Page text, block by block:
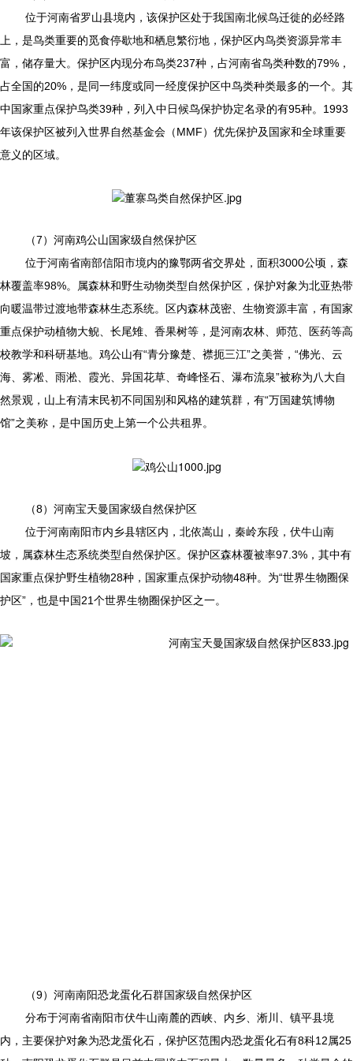
位于河南省罗山县境内，该保护区处于我国南北候鸟迁徙的必经路
上，是鸟类重要的觅食停歇地和栖息繁衍地，保护区内鸟类资源异常丰
富，储存量大。保护区内现分布鸟类237种，占河南省鸟类种数的79%，
占全国的20%，是同一纬度或同一经度保护区中鸟类种类最多的一个。其
中国家重点保护鸟类39种，列入中日候鸟保护协定名录的有95种。1993
年该保护区被列入世界自然基金会（MMF）优先保护及国家和全球重要
意义的区域。
（7） 河南鸡公山国家级自然保护区
位于河南省南部信阳市境内的豫鄂两省交界处，面积3000公顷，森
林覆盖率98%。属森林和野生动物类型自然保护区，保护对象为北亚热带
向暖温带过渡地带森林生态系统。区内森林茂密、生物资源丰富，有国家
重点保护动植物大鲵、长尾雉、香果树等，是河南农林、师范、医药等高
校教学和科研基地。鸡公山有“青分豫楚、襟扼三江”之美誉，“佛光、云
海、雾凇、雨淞、霞光、异国花草、奇峰怪石、瀑布流泉”被称为八大自
然景观，山上有清末民初不同国别和风格的建筑群，有“万国建筑博物
馆”之美称，是中国历史上第一个公共租界。
（8）河南宝天曼国家级自然保护区
位于河南南阳市内乡县辖区内，北依嵩山，秦岭东段，伏牛山南
坡，属森林生态系统类型自然保护区。保护区森林覆被率97.3%，其中有
国家重点保护野生植物28种，国家重点保护动物48种。为“世界生物圈保
护区”，也是中国21个世界生物圈保护区之一。
（9）河南南阳恐龙蛋化石群国家级自然保护区
分布于河南省南阳市伏牛山南麓的西峡、内乡、淅川、镇平县境
内，主要保护对象为恐龙蛋化石，保护区范围内恐龙蛋化石有8科12属25